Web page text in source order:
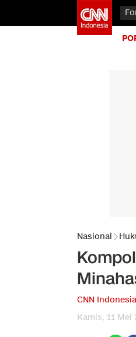
Nasional
CNN Indonesia
Kamis, 11 Mei